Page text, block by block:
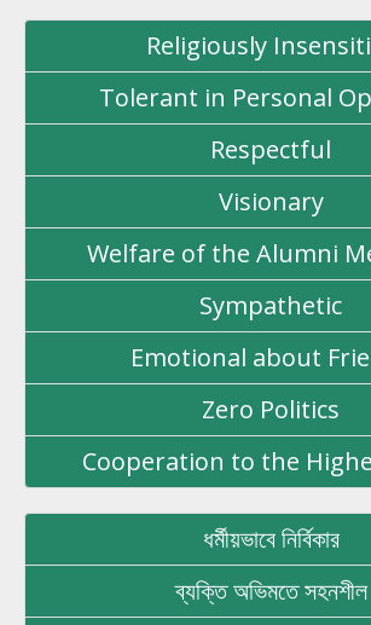
Religiously
Tolerant in Personal
Respectful
Visionary
Welfare of the Alumni
Sympathetic
Emotional about
Zero Politics
Cooperation to the
ধর্মীয়ভাবে নির্বিকার
ব্যক্তি অভিমতে সহনশীল